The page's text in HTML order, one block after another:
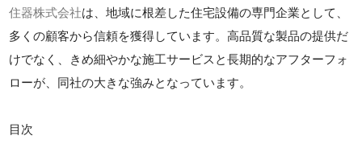
住器株式会社は、地域に根差した住宅設備の専門企業として、
多くの顧客から信頼を獲得しています。高品質な製品の提供だ
けでなく、きめ細やかな施工サービスと長期的なアフターフォ
ローが、同社の大きな強みとなっています。
目次